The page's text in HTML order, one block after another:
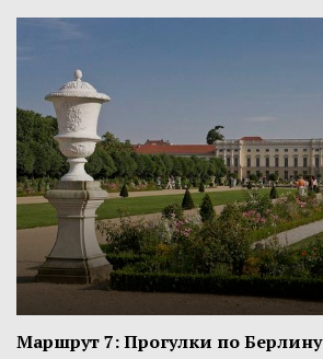
Маршрут 7: Прогулки по Берлину